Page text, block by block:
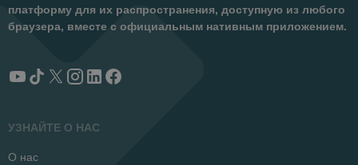
платформу для их распространения, доступную из любого
браузера, вместе с официальным нативным приложением.
УЗНАЙТЕ О НАС
О нас